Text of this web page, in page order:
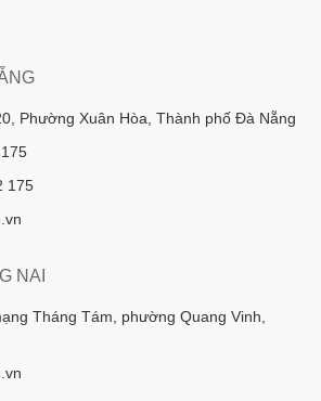
Phường Xuân Hòa, Thành phố Đà Nẵng
175
NAI
Tháng Tám, phường Quang Vinh,